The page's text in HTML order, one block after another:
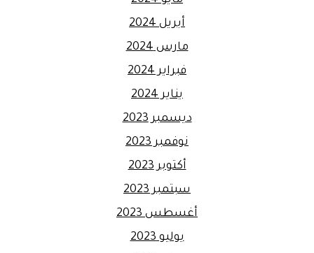
أبريل 2024
مارس 2024
فبراير 2024
يناير 2024
ديسمبر 2023
نوفمبر 2023
أكتوبر 2023
سبتمبر 2023
أغسطس 2023
يوليو 2023